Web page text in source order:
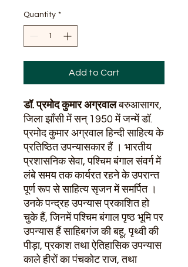
Quantity *
Add to Cart
डॉ. प्रमोद कुमार अग्रवालबरुआसागर,
जिला झाँसी में सन् 1950 में जन्में डॉ.
प्रमोद कुमार अग्रवाल हिन्दी साहित्य के
प्रतिष्ठित उपन्यासकार हैं । भारतीय
प्रशासनिक सेवा,पश्चिम बंगाल संवर्ग में
लंबे समय तक कार्यरत रहने के उपरान्त
पूर्ण रूप से साहित्य सृजन में समर्पित ।
उनके पन्द्रह उपन्यास प्रकाशित हो
चुके हैं,जिनमें पश्चिम बंगाल पृष्ठ भूमि पर
उपन्यास हैं साहिबगंज की बहू,पृथ्वी की
पीड़ा,प्रकाश तथा ऐतिहासिक उपन्यास
काले हीरों का पंचकोट राज,तथा